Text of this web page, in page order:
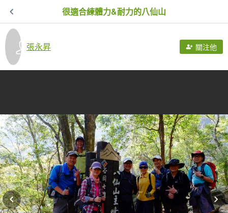
很適合練體力&耐力的八仙山
張永昇 關注他